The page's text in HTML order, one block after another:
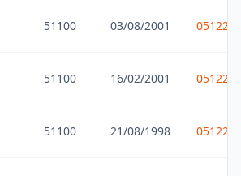
51100 03/08/2001
51100 16/02/2001
51100 21/08/1998